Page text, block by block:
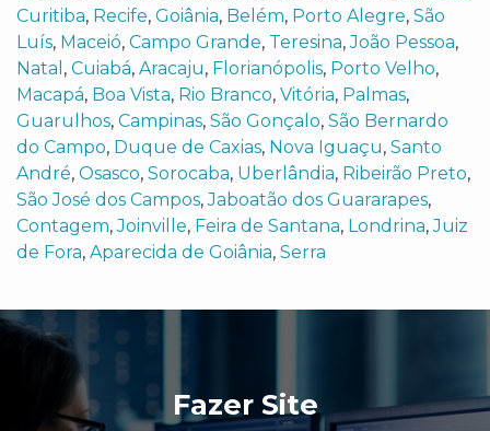
Curitiba, Recife, Goiânia, Belém, Porto Alegre, São
Luís, Maceió, Campo Grande, Teresina,João Pessoa,
Natal , Cuiabá, Aracaju, Florianópolis, Porto Velho,
Macapá, Boa Vista, Rio Branco, Vitória, Palmas,
Guarulhos, Campinas, São Gonçalo, São Bernardo
do Campo, Duque de Caxias, Nova Iguaçu, Santo
André, Osasco, Sorocaba, Uberlândia, Ribeirão Preto,
São José dos Campos,Jaboatão dos Guararapes,
Contagem,Joinville, Feira de Santana, Londrina,Juiz
de Fora, Aparecida de Goiânia, Serra
Fazer Site